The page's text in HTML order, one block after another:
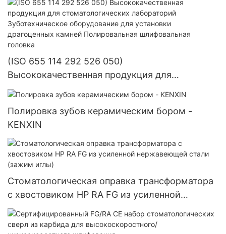
(ISO 655 114 292 526 050)
Высококачественная продукция для
стоматологических лабораторий
Зуботехническое оборудование для установки
драгоценных камней Полировальная
шлифовальная головка
Полировка зубов керамическим бором -
KENXIN
Стоматологическая оправка трансформатора
с хвостовиком HP RA FG из усиленной
нержавеющей стали (зажим иглы)